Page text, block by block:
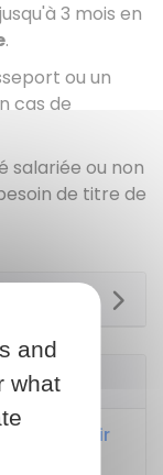
3 mois en
.
ou un
cas de
salariée ou non
de titre de
pour venir
and
what